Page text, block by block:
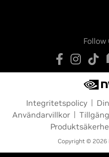
Follow
Integritetspolicy
Användarvillkor
Copyright © 2026